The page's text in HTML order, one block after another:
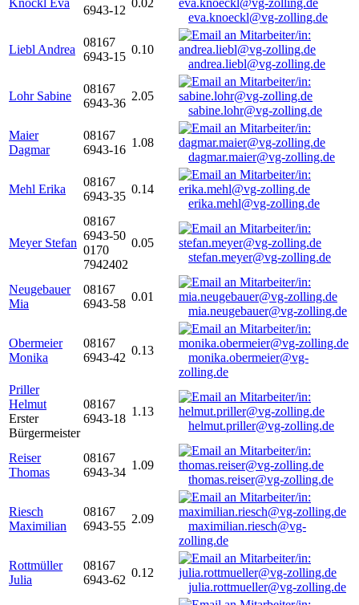
Knöckl Eva
6943-12
0.02
eva.knoeckl@vg-zolling.de
Liebl Andrea
08167
6943-15
0.10
andrea.liebl@vg-zolling.de
Lohr Sabine
08167
6943-36
2.05
sabine.lohr@vg-zolling.de
Maier
Dagmar
08167
6943-16
1.08
dagmar.maier@vg-zolling.de
Mehl Erika
08167
6943-35
0.14
erika.mehl@vg-zolling.de
Meyer Stefan
08167
6943-50
0170
7942402
0.05
stefan.meyer@vg-zolling.de
Neugebauer
Mia
08167
6943-58
0.01
mia.neugebauer@vg-zolling.de
Obermeier
Monika
08167
6943-42
0.13
monika.obermeier@vg-
zolling.de
Priller
Helmut
Erster
Bürgermeister
08167
6943-18
1.13
helmut.priller@vg-zolling.de
Reiser
Thomas
08167
6943-34
1.09
thomas.reiser@vg-zolling.de
Riesch
Maximilian
08167
6943-55
2.09
maximilian.riesch@vg-
zolling.de
Rottmüller
Julia
08167
6943-62
0.12
julia.rottmueller@vg-zolling.de